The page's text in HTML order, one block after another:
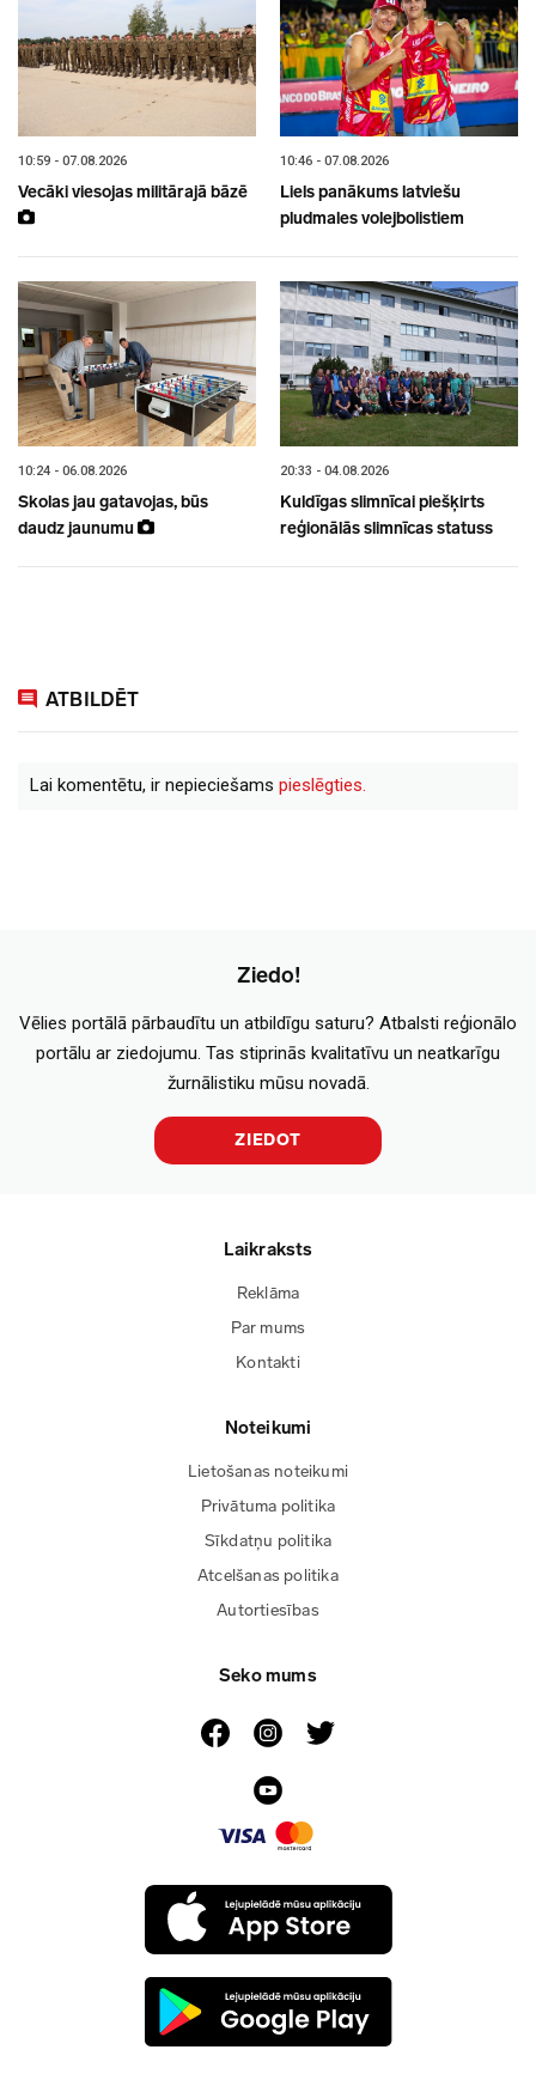
10:59 - 07.08.2026
Vecāki viesojas militārajā bāzē
10:46 - 07.08.2026
Liels panākums latviešu
pludmales volejbolistiem
10:24 - 06.08.2026
Skolas jau gatavojas, būs
daudz jaunumu
20:33 - 04.08.2026
Kuldīgas slimnīcai piešķirts
reģionālās slimnīcas statuss
ATBILDĒT
Lai komentētu, ir nepieciešams pieslēgties.
Ziedo!
Vēlies portālā pārbaudītu un atbildīgu saturu? Atbalsti reģionālo
portālu ar ziedojumu. Tas stiprinās kvalitatīvu un neatkarīgu
žurnālistiku mūsu novadā.
ZIEDOT
Laikraksts
Reklāma
Par mums
Kontakti
Noteikumi
Lietošanas noteikumi
Privātuma politika
Sīkdatņu politika
Atcelšanas politika
Autortiesības
Seko mums